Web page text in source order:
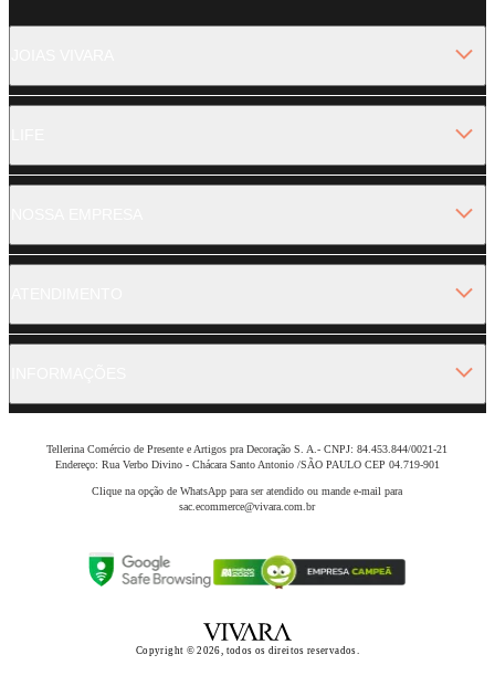
Tellerina Comércio de Presente e Artigos pra Decoração S. A.- CNPJ: 84.453.844/0021-21
Endereço: Rua Verbo Divino - Chácara Santo Antonio /SÃO PAULO CEP 04.719-901
Clique na opção de WhatsApp para ser atendido ou mande e-mail para
sac.ecommerce@vivara.com.br
Copyright © 2026, todos os direitos reservados.